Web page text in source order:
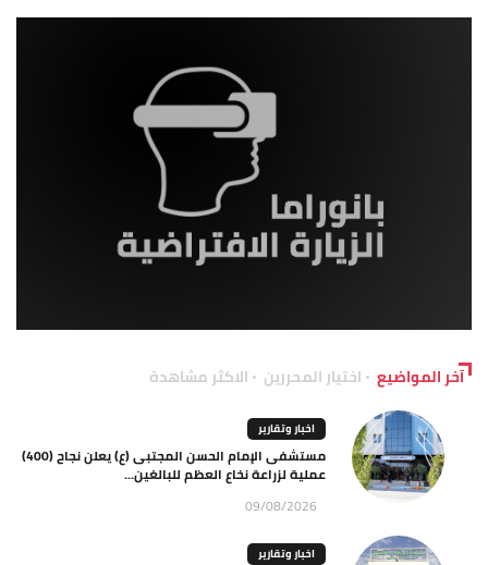
آخر المواضيع اختيار المحررين الاكثر مشاهدة
اخبار وتقارير
مستشفى الإمام الحسن المجتبى (ع) يعلن نجاح (400)
عملية لزراعة نخاع العظم للبالغين...
09/08/2026
اخبار وتقارير